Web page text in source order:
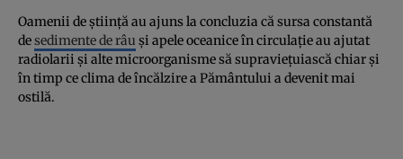
Oamenii de știință au ajuns la concluzia că sursa constantă
desedimente de râu și apele oceanice în circulație au ajutat
radiolarii și alte microorganisme să supraviețuiască chiar și
în timp ce clima de încălzire a Pământului a devenit mai
ostilă.